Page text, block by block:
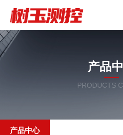
产品
PRODUCTS
产品中心